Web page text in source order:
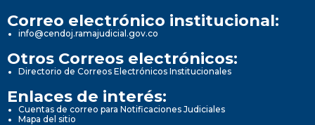
Correo electrónico institucional:
info@cendoj.ramajudicial.gov.co
Otros Correos electrónicos:
Directorio de Correos Electrónicos Institucionales
Enlaces de interés:
Cuentas de correo para Notificaciones Judiciales
Mapa del sitio